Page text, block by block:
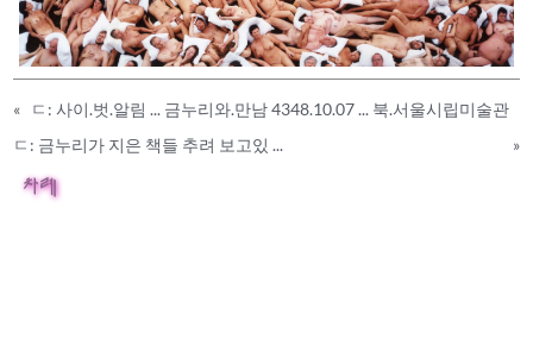
«
ㄷ: 사이.벗.알림 ... 금누리와.만남 4348.10.07 ... 북.서울시립미술관
ㄷ: 금누리가 지은 책들 추려 보고있 ...
»
차례